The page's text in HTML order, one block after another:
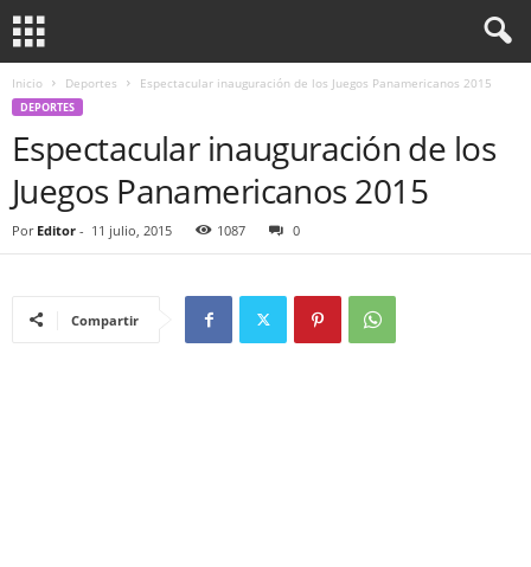
Inicio Deportes Espectacular inauguración de los Juegos Panamericanos 2015
DEPORTES
Espectacular inauguración de los
Juegos Panamericanos 2015
Por Editor - 11 julio, 2015 1087 0
Compartir